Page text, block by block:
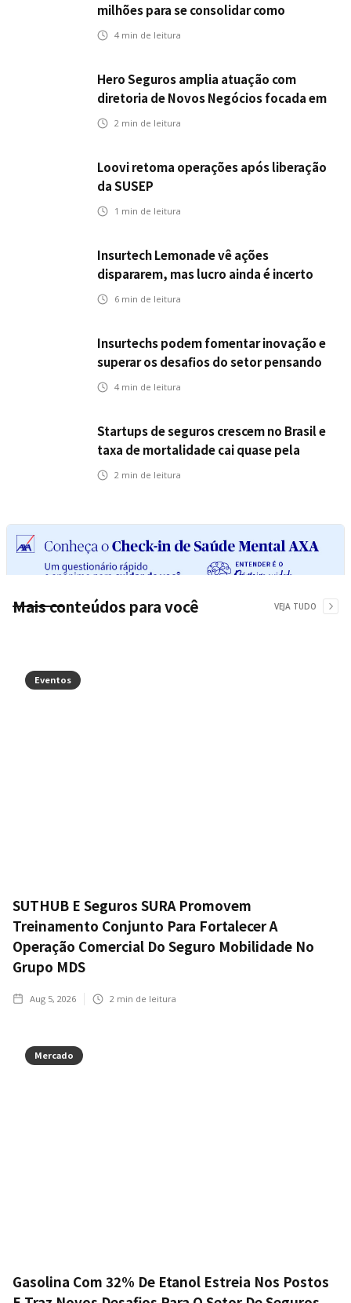
milhões para se consolidar como
primeira seguradora baseada em IA
4 min de leitura
Hero Seguros amplia atuação com
diretoria de Novos Negócios focada em
Corretores, Bancos e Seguradoras
2 min de leitura
Loovi retoma operações após liberação
da SUSEP
1 min de leitura
Insurtech Lemonade vê ações
dispararem, mas lucro ainda é incerto
6 min de leitura
Insurtechs podem fomentar inovação e
superar os desafios do setor pensando
fora da caixa em 2025
4 min de leitura
Startups de seguros crescem no Brasil e
taxa de mortalidade cai quase pela
metade, aponta estudo
2 min de leitura
Mais conteúdos para você VEJA TUDO
Eventos
SUTHUB E Seguros SURA Promovem
Treinamento Conjunto Para Fortalecer A
Operação Comercial Do Seguro Mobilidade No
Grupo MDS
Aug 5, 2026 2 min de leitura
Mercado
Gasolina Com 32% De Etanol Estreia Nos Postos